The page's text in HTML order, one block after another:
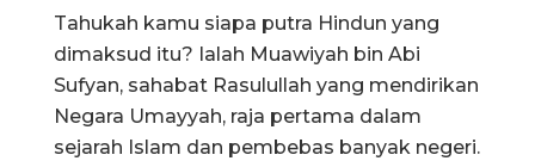
Tahukah kamu siapa putra Hindun yang
dimaksud itu? Ialah Muawiyah bin Abi
Sufyan, sahabat Rasulullah yang mendirikan
Negara Umayyah, raja pertama dalam
sejarah Islam dan pembebas banyak negeri.